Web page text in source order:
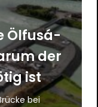
Ölfusá-
der
ist
bei